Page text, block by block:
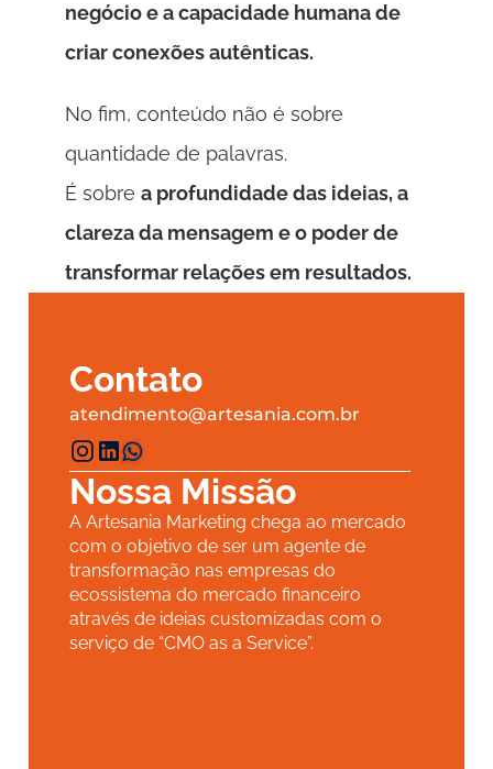
negócio e a capacidade humana de
criar conexões autênticas.
No fim, conteúdo não é sobre
quantidade de palavras.
É sobre a profundidade das ideias, a
clareza da mensagem e o poder de
transformar relações em resultados.
Contato
atendimento@artesania.com.br
Nossa Missão
A Artesania Marketing chega ao mercado
com o objetivo de ser um agente de
transformação nas empresas do
ecossistema do mercado financeiro
através de ideias customizadas com o
serviço de “CMO as a Service”.